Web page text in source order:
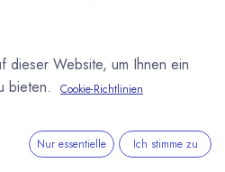
dieser Website, um Ihnen ein
bieten.
Cookie-Richtlinien
Nur essentielle Ich stimme zu